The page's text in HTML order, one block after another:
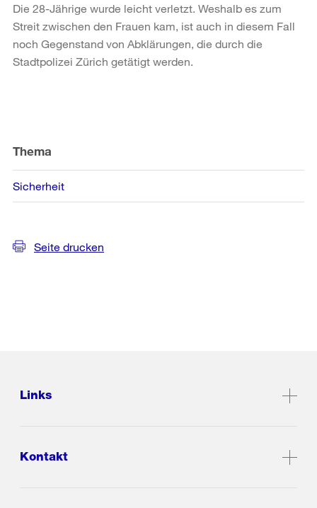
Die 28-Jährige wurde leicht verletzt. Weshalb es zum
Streit zwischen den Frauen kam, ist auch in diesem Fall
noch Gegenstand von Abklärungen, die durch die
Stadtpolizei Zürich getätigt werden.
Informationen
Thema
Sicherheit
Seite drucken
Links
Kontakt